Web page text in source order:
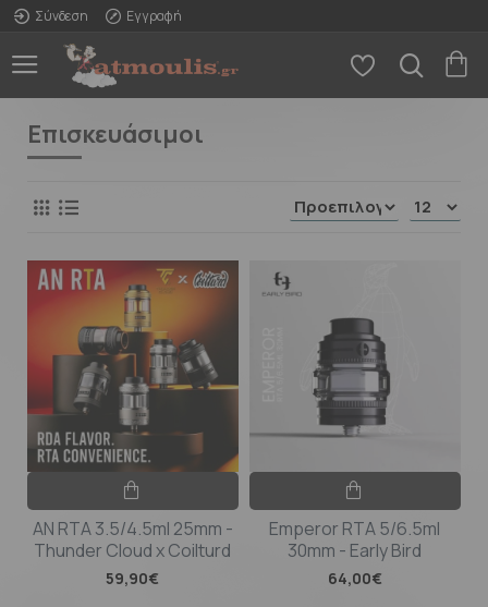
Σύνδεση Εγγραφή
Επισκευάσιμοι
AN RTA 3.5/4.5ml 25mm -
Thunder Cloud x Coilturd
59,90€
Emperor RTA 5/6.5ml
30mm - Early Bird
64,00€